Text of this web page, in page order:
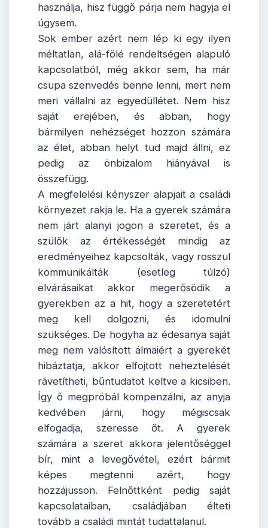
használja, hisz függő párja nem hagyja el
úgysem.
Sok ember azért nem lép ki egy ilyen
méltatlan, alá-fölé rendeltségen alapuló
kapcsolatból, még akkor sem, ha már
csupa szenvedés benne lenni, mert nem
meri vállalni az egyedüllétet. Nem hisz
saját erejében, és abban, hogy
bármilyen nehézséget hozzon számára
az élet, abban helyt tud majd állni, ez
pedig az önbizalom hiányával is
összefügg.
A megfelelési kényszer alapjait a családi
környezet rakja le. Ha a gyerek számára
nem járt alanyi jogon a szeretet, és a
szülők az értékességét mindig az
eredményeihez kapcsolták, vagy rosszul
kommunikálták (esetleg túlzó)
elvárásaikat akkor megerősödik a
gyerekben az a hit, hogy a szeretetért
meg kell dolgozni, és idomulni
szükséges. De hogyha az édesanya saját
meg nem valósított álmaiért a gyerekét
hibáztatja, akkor elfojtott neheztelését
rávetítheti, bűntudatot keltve a kicsiben.
Így ő megpróbál kompenzálni, az anyja
kedvében járni, hogy mégiscsak
elfogadja, szeresse őt. A gyerek
számára a szeret akkora jelentőséggel
bír, mint a levegővétel, ezért bármit
képes megtenni azért, hogy
hozzájusson. Felnőttként pedig saját
kapcsolataiban, családjában élteti
tovább a családi mintát tudattalanul.